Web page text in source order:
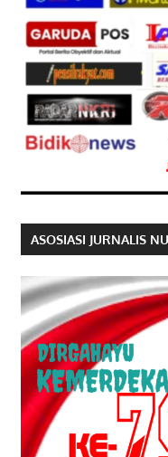
ASOSIASI JURNALIS